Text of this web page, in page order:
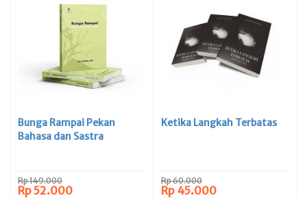
Bunga Rampai Pekan
Bahasa dan Sastra
Rp 149.000
Rp 52.000
Ketika Langkah Terbatas
Rp 60.000
Rp 45.000